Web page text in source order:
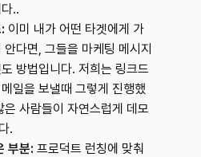
..
이미 내가 어떤 타겟에게 가
다면, 그들을 마케팅 메시지
방법입니다. 저희는 링크드
일을 보낼때 그렇게 진행했
사람들이 자연스럽게 데모
.
부분: 프로덕트 런칭에 맞춰